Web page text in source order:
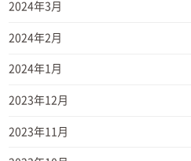
2024年3月
2024年2月
2024年1月
2023年12月
2023年11月